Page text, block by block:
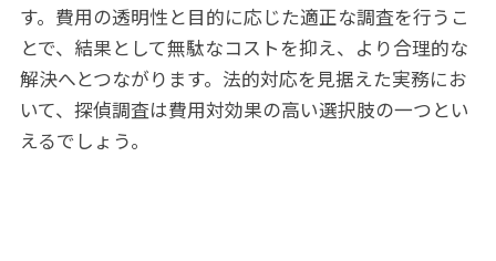
す。費用の透明性と目的に応じた適正な調査を行うこ
とで、結果として無駄なコストを抑え、より合理的な
解決へとつながります。法的対応を見据えた実務にお
いて、探偵調査は費用対効果の高い選択肢の一つとい
えるでしょう。